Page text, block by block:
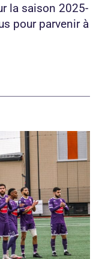
la saison 2025-
pour parvenir à